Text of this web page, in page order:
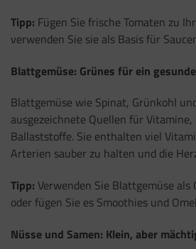
Tipp: Fügen Sie frische Tomaten zu
verwenden Sie sie als Basis für
Blattgemüse: Grünes für ein
Blattgemüse wie Spinat, Grünkohl
ausgezeichnete Quellen für
Ballaststoffe. Sie enthalten viel
Arterien sauber zu halten und die
Tipp: Verwenden Sie Blattgemüse als
oder fügen Sie es Smoothies und
Nüsse und Samen: Klein, aber